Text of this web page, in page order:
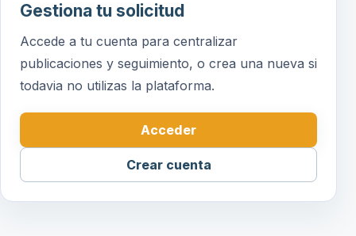
Gestiona tu solicitud
Accede a tu cuenta para centralizar
publicaciones y seguimiento, o crea una nueva si
todavia no utilizas la plataforma.
Acceder
Crear cuenta